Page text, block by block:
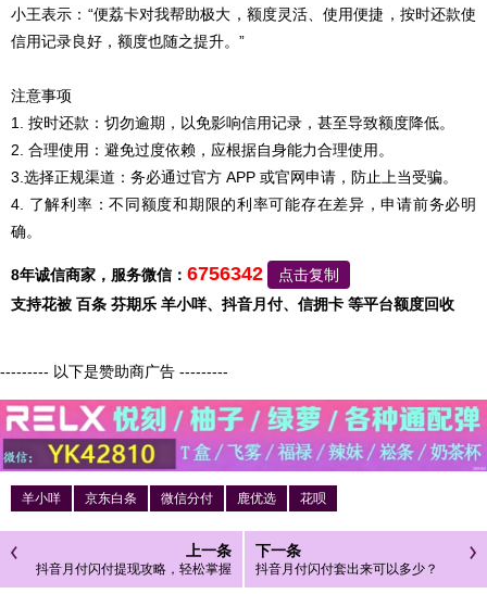
小王表示：“便荔卡对我帮助极大，额度灵活、使用便捷，按时还款使
信用记录良好，额度也随之提升。”
注意事项
1. 按时还款：切勿逾期，以免影响信用记录，甚至导致额度降低。
2. 合理使用：避免过度依赖，应根据自身能力合理使用。
3.选择正规渠道：务必通过官方 APP 或官网申请，防止上当受骗。
4. 了解利率：不同额度和期限的利率可能存在差异，申请前务必明
确。
8年诚信商家，服务微信： 6756342
点击复制
支持花被 百条 芬期乐 羊小咩、抖音月付、信拥卡 等平台额度回收
--------- 以下是赞助商广告 ---------
羊小咩 京东白条 微信分付 鹿优选 花呗
上一条
抖音月付闪付提现攻略，轻松掌握
资金流动
下一条
抖音月付闪付套出来可以多少？